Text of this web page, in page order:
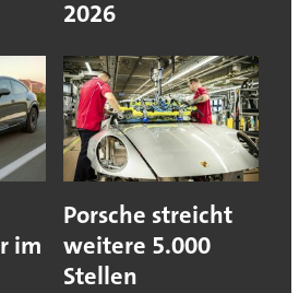
2026
im
Porsche streicht
weitere 5.000
Stellen